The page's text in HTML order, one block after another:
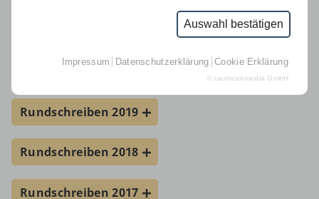
Auswahl bestätigen
Impressum Datenschutzerklärung Cookie Erklärung
© raumzeitmedia GmbH
Rundschreiben 2020
Rundschreiben 2019
Rundschreiben 2018
Rundschreiben 2017